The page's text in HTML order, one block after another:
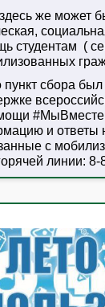
же может
студентам (
сбора был
и ответы
с
линии: 8-